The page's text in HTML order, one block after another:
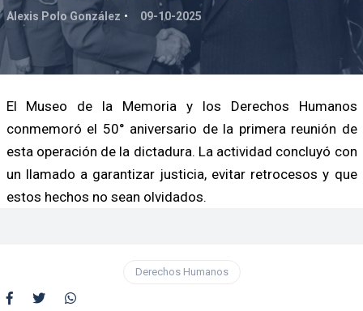
Alexis Polo González 09-10-2025
El Museo de la Memoria y los Derechos Humanos
conmemoró el 50° aniversario de la primera reunión de
esta operación de la dictadura. La actividad concluyó con
un llamado a garantizar justicia, evitar retrocesos y que
estos hechos no sean olvidados.
Derechos Humanos